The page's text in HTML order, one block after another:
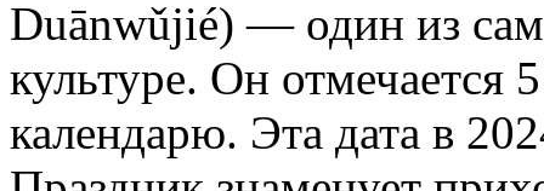
Duānwǔjié) — один из
культуре. Он отмечается
календарю. Эта дата в